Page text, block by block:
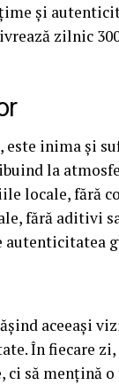
și
zilnic
este inima și
la
locale, fără
fără aditivi
aceeași
În fiecare
ci să mențină